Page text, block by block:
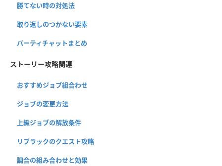
勝てない時の対処法
取り返しのつかない要素
パーティチャットまとめ
ストーリー攻略関連
おすすめジョブ組合わせ
ジョブの変更方法
上級ジョブの解放条件
リブラックのクエスト攻略
調合の組み合わせと効果